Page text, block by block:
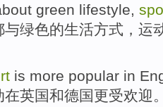
green lifestyle,
与绿色的生活方式，运
is more popular in
在英国和德国更受欢迎